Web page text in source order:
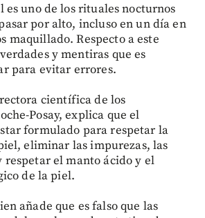
uno de los rituales nocturnos
por alto, incluso en un día en
maquillado. Respecto a este
y mentiras que es
para evitar errores.
científica de los
Posay, explica que el
formulado para respetar la
eliminar las impurezas, las
respetar el manto ácido y el
de la piel.
añade que es falso que las